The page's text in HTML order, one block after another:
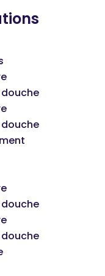
douche
douche
douche
douche